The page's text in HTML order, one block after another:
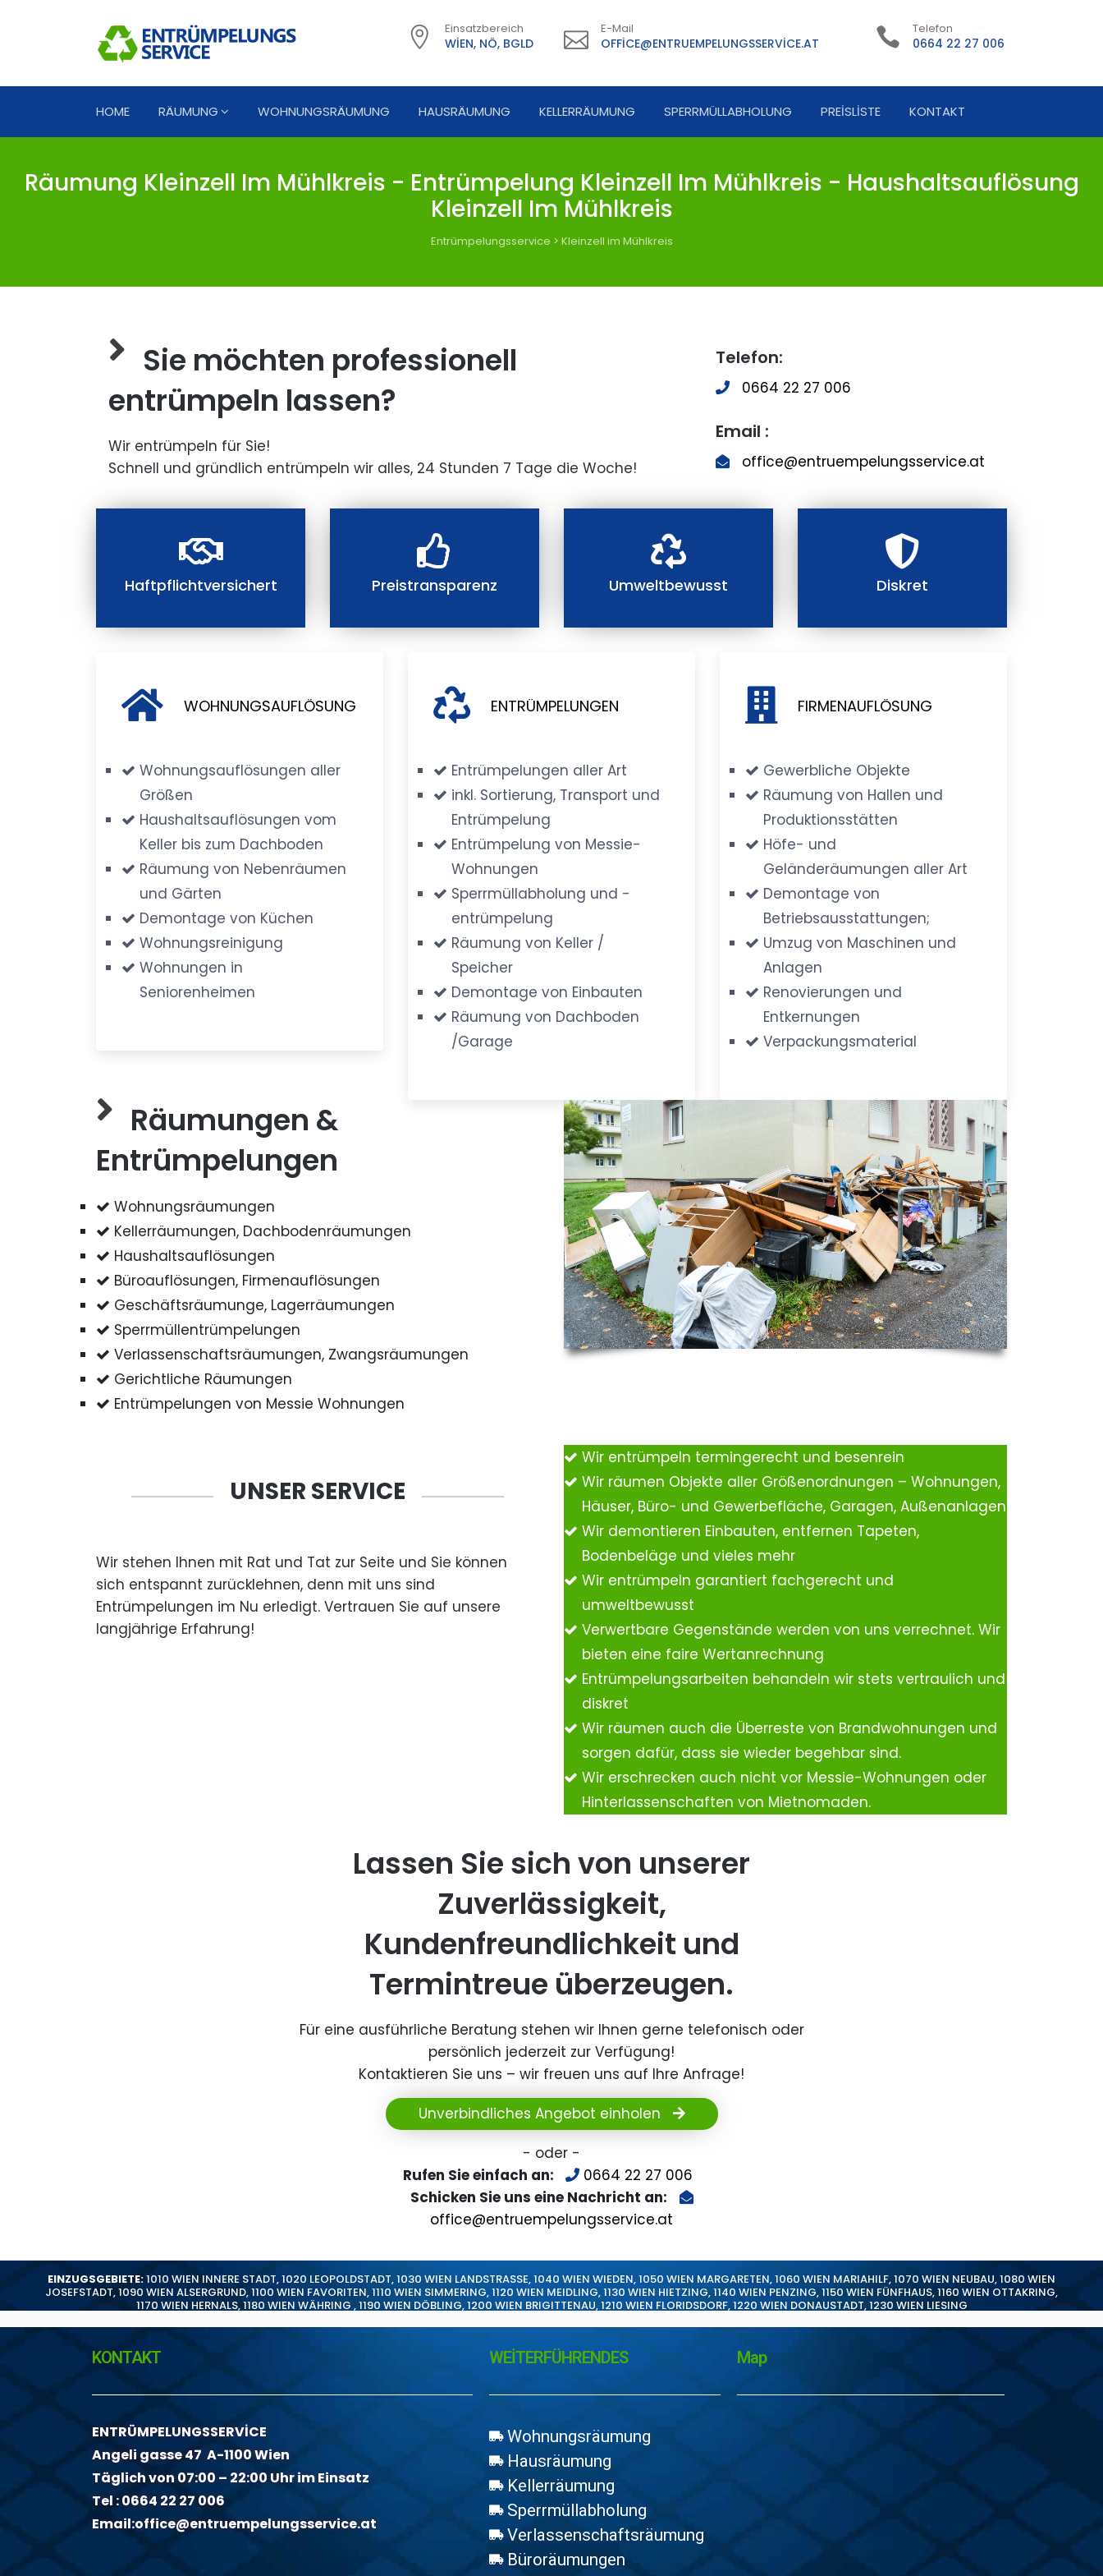
Einsatzbereich
WIEN, NÖ, BGLD
E-Mail
OFFICE@ENTRUEMPELUNGSSERVICE.AT
Telefon
0664 22 27 006
HOME RÄUMUNG WOHNUNGSRÄUMUNG HAUSRÄUMUNG KELLERRÄUMUNG SPERRMÜLLABHOLUNG PREISLISTE KONTAKT
Räumung Kleinzell Im Mühlkreis - Entrümpelung Kleinzell Im Mühlkreis - Haushaltsauflösung
Kleinzell Im Mühlkreis
Entrümpelungsservice > Kleinzell im Mühlkreis
Sie möchten professionell
entrümpeln lassen?
Wir entrümpeln für Sie!
Schnell und gründlich entrümpeln wir alles, 24 Stunden 7 Tage die Woche!
Telefon:
0664 22 27 006
Email :
office@entruempelungsservice.at
Haftpflichtversichert Preistransparenz Umweltbewusst Diskret
WOHNUNGSAUFLÖSUNG
Wohnungsauflösungen aller
Größen
Haushaltsauflösungen vom
Keller bis zum Dachboden
Räumung von Nebenräumen
und Gärten
Demontage von Küchen
Wohnungsreinigung
Wohnungen in
Seniorenheimen
ENTRÜMPELUNGEN
Entrümpelungen aller Art
inkl. Sortierung, Transport und
Entrümpelung
Entrümpelung von Messie-
Wohnungen
Sperrmüllabholung und -
entrümpelung
Räumung von Keller /
Speicher
Demontage von Einbauten
Räumung von Dachboden
/Garage
FIRMENAUFLÖSUNG
Gewerbliche Objekte
Räumung von Hallen und
Produktionsstätten
Höfe- und
Geländeräumungen aller Art
Demontage von
Betriebsausstattungen;
Umzug von Maschinen und
Anlagen
Renovierungen und
Entkernungen
Verpackungsmaterial
Räumungen &
Entrümpelungen
Wohnungsräumungen
Kellerräumungen, Dachbodenräumungen
Haushaltsauflösungen
Büroauflösungen, Firmenauflösungen
Geschäftsräumunge, Lagerräumungen
Sperrmüllentrümpelungen
Verlassenschaftsräumungen, Zwangsräumungen
Gerichtliche Räumungen
Entrümpelungen von Messie Wohnungen
UNSER SERVICE
Wir stehen Ihnen mit Rat und Tat zur Seite und Sie können
sich entspannt zurücklehnen, denn mit uns sind
Entrümpelungen im Nu erledigt. Vertrauen Sie auf unsere
langjährige Erfahrung!
Wir entrümpeln termingerecht und besenrein
Wir räumen Objekte aller Größenordnungen – Wohnungen,
Häuser, Büro- und Gewerbefläche, Garagen, Außenanlagen
Wir demontieren Einbauten, entfernen Tapeten,
Bodenbeläge und vieles mehr
Wir entrümpeln garantiert fachgerecht und
umweltbewusst
Verwertbare Gegenstände werden von uns verrechnet. Wir
bieten eine faire Wertanrechnung
Entrümpelungsarbeiten behandeln wir stets vertraulich und
diskret
Wir räumen auch die Überreste von Brandwohnungen und
sorgen dafür, dass sie wieder begehbar sind.
Wir erschrecken auch nicht vor Messie-Wohnungen oder
Hinterlassenschaften von Mietnomaden.
Lassen Sie sich von unserer
Zuverlässigkeit,
Kundenfreundlichkeit und
Termintreue überzeugen.
Für eine ausführliche Beratung stehen wir Ihnen gerne telefonisch oder
persönlich jederzeit zur Verfügung!
Kontaktieren Sie uns – wir freuen uns auf Ihre Anfrage!
Unverbindliches Angebot einholen
- oder -
Rufen Sie einfach an:
0664 22 27 006
Schicken Sie uns eine Nachricht an:
office@entruempelungsservice.at
EINZUGSGEBIETE:1010 WIEN INNERE STADT,1020 LEOPOLDSTADT,1030 WIEN LANDSTRASSE,1040 WIEN WIEDEN,1050 WIEN MARGARETEN,1060 WIEN MARIAHILF,1070 WIEN NEUBAU,1080 WIEN
JOSEFSTADT,1090 WIEN ALSERGRUND,1100 WIEN FAVORITEN,1110 WIEN SIMMERING,1120 WIEN MEIDLING,1130 WIEN HIETZING,1140 WIEN PENZING,1150 WIEN FÜNFHAUS,1160 WIEN OTTAKRING,
1170 WIEN HERNALS,1180 WIEN WÄHRING ,1190 WIEN DÖBLING,1200 WIEN BRIGITTENAU,1210 WIEN FLORIDSDORF,1220 WIEN DONAUSTADT,1230 WIEN LIESING
KONTAKT
ENTRÜMPELUNGSSERVİCE
Angeli gasse 47 A-1100 Wien
Täglich von 07:00 – 22:00 Uhr im Einsatz
Tel :0664 22 27 006
Email:office@entruempelungsservice.at
WEİTERFÜHRENDES
Wohnungsräumung
Hausräumung
Kellerräumung
Sperrmüllabholung
Verlassenschaftsräumung
Büroräumungen
Map